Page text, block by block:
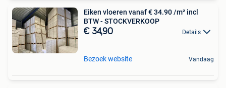
Eiken vloeren vanaf € 34.90 /m² incl
BTW - STOCKVERKOOP
€ 34,90 Details
Bezoek website Vandaag